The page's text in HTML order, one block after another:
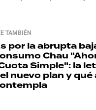
TAMBIÉN
por la abrupta
Chau
Simple": la
nuevo plan y